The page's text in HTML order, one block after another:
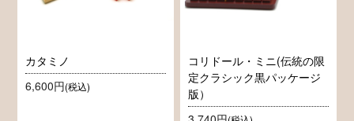
カタミノ
6,600円(税込)
コリドール・ミニ(伝統の限
定クラシック黒パッケージ
版）